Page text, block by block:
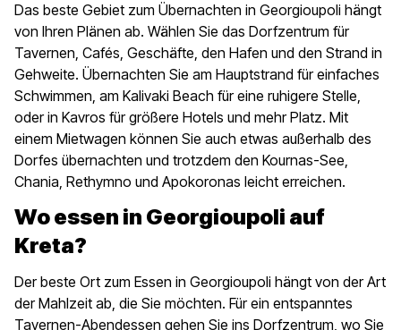
Das beste Gebiet zum Übernachten in Georgioupoli hängt
von Ihren Plänen ab. Wählen Sie das Dorfzentrum für
Tavernen, Cafés, Geschäfte, den Hafen und den Strand in
Gehweite. Übernachten Sie am Hauptstrand für einfaches
Schwimmen, am Kalivaki Beach für eine ruhigere Stelle,
oder in Kavros für größere Hotels und mehr Platz. Mit
einem Mietwagen können Sie auch etwas außerhalb des
Dorfes übernachten und trotzdem den Kournas-See,
Chania, Rethymno und Apokoronas leicht erreichen.
Wo essen in Georgioupoli auf
Kreta?
Der beste Ort zum Essen in Georgioupoli hängt von der Art
der Mahlzeit ab, die Sie möchten. Für ein entspanntes
Tavernen-Abendessen gehen Sie ins Dorfzentrum, wo Sie